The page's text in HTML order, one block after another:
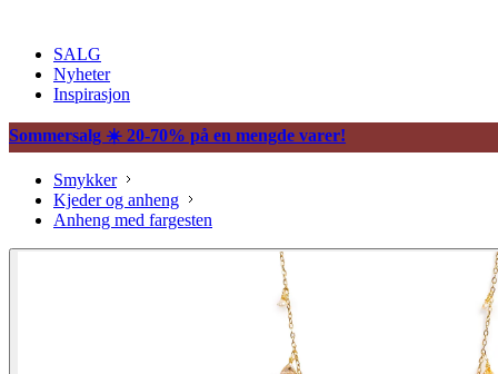
SALG
Nyheter
Inspirasjon
Sommersalg ☀️ 20-70% på en mengde varer!
Smykker
Kjeder og anheng
Anheng med fargesten